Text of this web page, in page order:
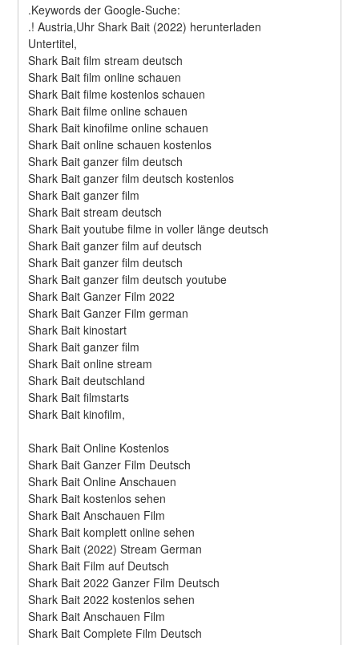
.Keywords der Google-Suche:
.! Austria,Uhr Shark Bait (2022) herunterladen
Untertitel,
Shark Bait film stream deutsch
Shark Bait film online schauen
Shark Bait filme kostenlos schauen
Shark Bait filme online schauen
Shark Bait kinofilme online schauen
Shark Bait online schauen kostenlos
Shark Bait ganzer film deutsch
Shark Bait ganzer film deutsch kostenlos
Shark Bait ganzer film
Shark Bait stream deutsch
Shark Bait youtube filme in voller länge deutsch
Shark Bait ganzer film auf deutsch
Shark Bait ganzer film deutsch
Shark Bait ganzer film deutsch youtube
Shark Bait Ganzer Film 2022
Shark Bait Ganzer Film german
Shark Bait kinostart
Shark Bait ganzer film
Shark Bait online stream
Shark Bait deutschland
Shark Bait filmstarts
Shark Bait kinofilm,
Shark Bait Online Kostenlos
Shark Bait Ganzer Film Deutsch
Shark Bait Online Anschauen
Shark Bait kostenlos sehen
Shark Bait Anschauen Film
Shark Bait komplett online sehen
Shark Bait (2022) Stream German
Shark Bait Film auf Deutsch
Shark Bait 2022 Ganzer Film Deutsch
Shark Bait 2022 kostenlos sehen
Shark Bait Anschauen Film
Shark Bait Complete Film Deutsch